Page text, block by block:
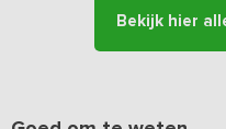
Er grenst een zeer ruim
sportveldje aanwezig en er
Bekijk hier